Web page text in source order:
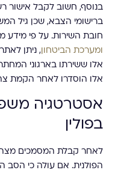
בנוסף, חשוב לקבל אישור
ברישומי הצבא, שכן גיל
חובת השירות. על פי מידע
ומערכת הביטחון , ניתן
אלו ששירתו בארגוני
אלו הוסדרו לאחר הקמת
אסטרטגיה
בפולין
לאחר קבלת המסמכים